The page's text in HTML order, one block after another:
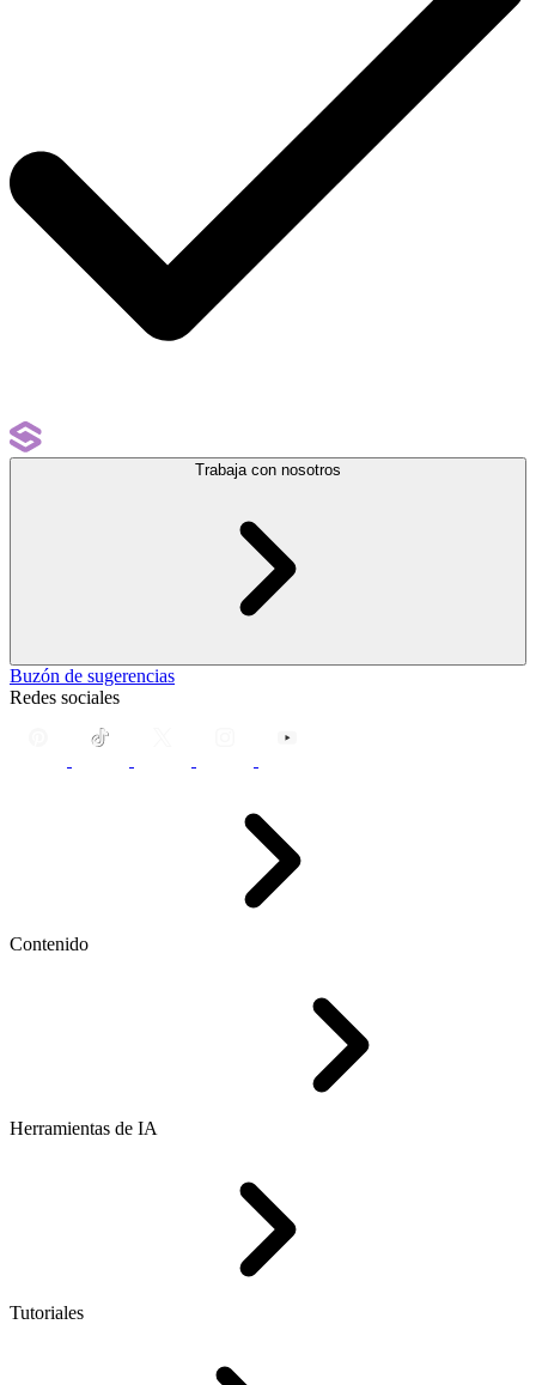
Trabaja con nosotros
Buzón de sugerencias
Redes sociales
Contenido
Herramientas de IA
Tutoriales